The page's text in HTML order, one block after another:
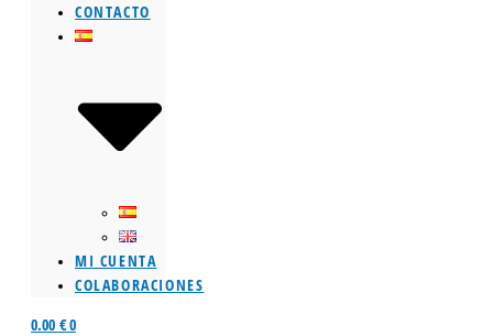
CONTACTO
MI CUENTA
COLABORACIONES
0.00 €0